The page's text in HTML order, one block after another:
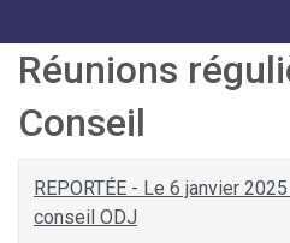
Réunions
Conseil
REPORTÉE - Le 6 janvier
conseil ODJ